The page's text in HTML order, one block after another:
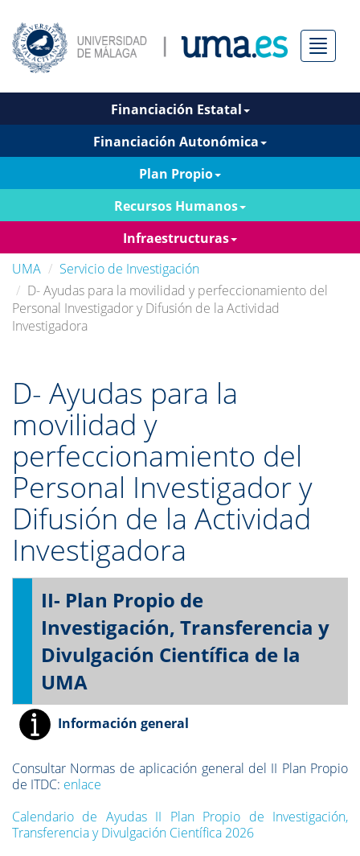
Menú
Financiación Estatal
Financiación Autonómica
Plan Propio
Recursos Humanos
Infraestructuras
UMA
Servicio de Investigación
D- Ayudas para la movilidad y perfeccionamiento del
Personal Investigador y Difusión de la Actividad
Investigadora
D- Ayudas para la
movilidad y
perfeccionamiento del
Personal Investigador y
Difusión de la Actividad
Investigadora
II- Plan Propio de
Investigación, Transferencia y
Divulgación Científica de la
UMA
Información general
Consultar Normas de aplicación general del II Plan Propio
de ITDC: enlace
Calendario de Ayudas II Plan Propio de Investigación,
Transferencia y Divulgación Científica 2026